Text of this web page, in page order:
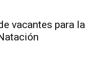
vacantes para la